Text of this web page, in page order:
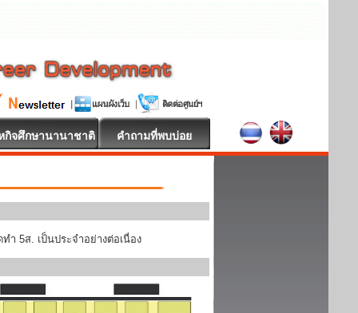
กิจศึกษานานาชาติ คำถามที่พบบ่อย
5ส. เป็นประจำอย่างต่อเนื่อง